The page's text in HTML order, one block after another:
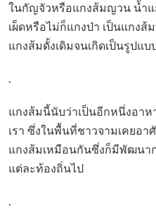
ในกัญจัวหรือแกงส้มญวน น้ำแ
เผ็ดหรือไม่ก็แกงป่า เป็นแกง
แกงส้มดั้งเดิมจนเกิดเป็นรูปแ
.
แกงส้มนี้นับว่าเป็นอีกหนึ่งอา
เรา ซึ่งในพื้นที่ชาวจามเคยอ
แกงส้มเหมือนกันซึ่งก็มีพัฒนา
แต่ละท้องถิ่นไป
.